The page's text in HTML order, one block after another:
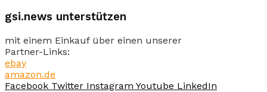
gsi.news unterstützen
mit einem Einkauf über einen unserer
Partner-Links:
ebay
amazon.de
Facebook Twitter Instagram Youtube LinkedIn